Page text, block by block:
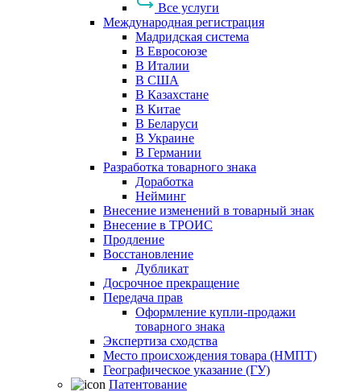
Все услуги
Международная регистрация
Мадридская система
В Евросоюзе
В Италии
В США
В Казахстане
В Китае
В Беларуси
В Украине
В Германии
Разработка товарного знака
Доработка
Нейминг
Внесение изменений в товарный знак
Внесение в ТРОИС
Продление
Восстановление
Дубликат
Досрочное прекращение
Передача прав
Оформление купли-продажи
товарного знака
Экспертиза сходства
Место происхождения товара (НМПТ)
Географическое указание (ГУ)
Патентование